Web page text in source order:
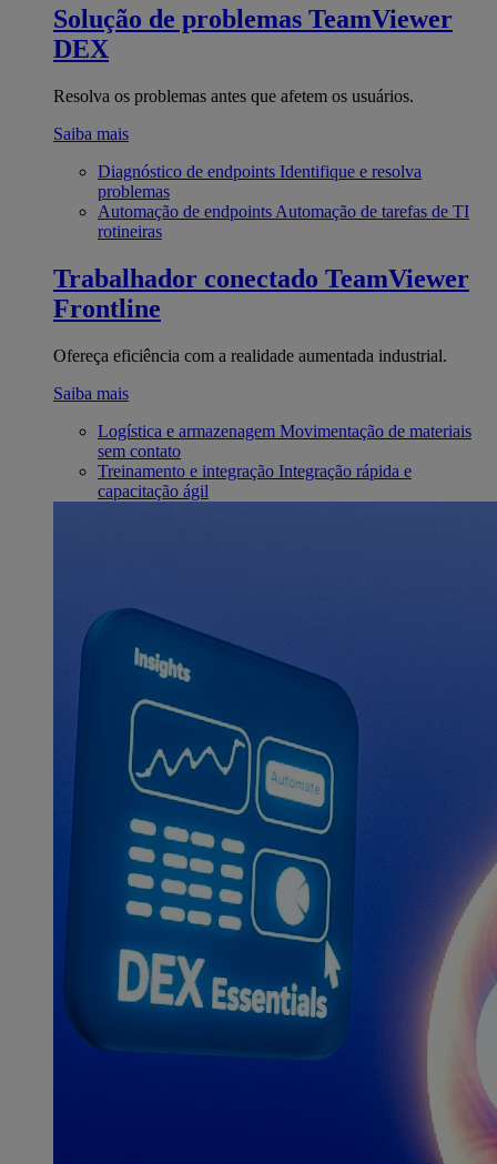
Solução de problemas TeamViewer
DEX
Resolva os problemas antes que afetem os usuários.
Saiba mais
Diagnóstico de endpoints Identifique e resolva
problemas
Automação de endpoints Automação de tarefas de TI
rotineiras
Trabalhador conectado TeamViewer
Frontline
Ofereça eficiência com a realidade aumentada industrial.
Saiba mais
Logística e armazenagem Movimentação de materiais
sem contato
Treinamento e integração Integração rápida e
capacitação ágil